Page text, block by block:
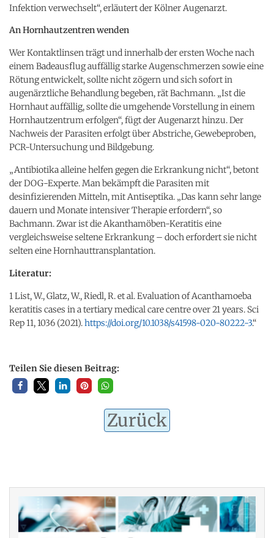
Infektion verwechselt“, erläutert der Kölner Augenarzt.
An Hornhautzentren wenden
Wer Kontaktlinsen trägt und innerhalb der ersten Woche nach
einem Badeausflug auffällig starke Augenschmerzen sowie eine
Rötung entwickelt, sollte nicht zögern und sich sofort in
augenärztliche Behandlung begeben, rät Bachmann. „Ist die
Hornhaut auffällig, sollte die umgehende Vorstellung in einem
Hornhautzentrum erfolgen“, fügt der Augenarzt hinzu. Der
Nachweis der Parasiten erfolgt über Abstriche, Gewebeproben,
PCR-Untersuchung und Bildgebung.
„Antibiotika alleine helfen gegen die Erkrankung nicht“, betont
der DOG-Experte. Man bekämpft die Parasiten mit
desinfizierenden Mitteln, mit Antiseptika. „Das kann sehr lange
dauern und Monate intensiver Therapie erfordern“, so
Bachmann. Zwar ist die Akanthamöben-Keratitis eine
vergleichsweise seltene Erkrankung – doch erfordert sie nicht
selten eine Hornhauttransplantation.
Literatur:
1 List, W., Glatz, W., Riedl, R. et al. Evaluation of Acanthamoeba
keratitis cases in a tertiary medical care centre over 21 years. Sci
Rep 11, 1036 (2021).https://doi.org/10.1038/s41598-020-80222-3.“
Teilen Sie diesen Beitrag:
Zurück